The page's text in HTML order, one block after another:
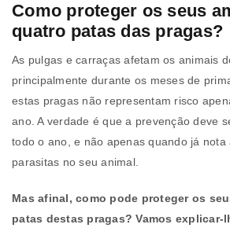
Como proteger os seus
quatro patas das pragas?
As pulgas e carraças afetam os animais
principalmente durante os meses de
estas pragas não representam risco
ano. A verdade é que a prevenção deve
todo o ano, e não apenas quando já nota
parasitas no seu animal.
Mas afinal, como pode proteger os
patas destas pragas? Vamos explicar-